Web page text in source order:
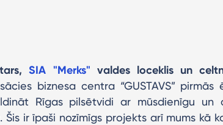
SIA "Merks" valdes loceklis un
biznesa centra “GUSTAVS” pirmās
Rīgas pilsētvidi ar mūsdienīgu un
Šis ir īpaši nozīmīgs projekts arī mums kā